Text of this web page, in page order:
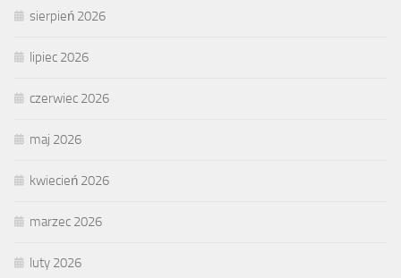
sierpień 2026
lipiec 2026
czerwiec 2026
maj 2026
kwiecień 2026
marzec 2026
luty 2026